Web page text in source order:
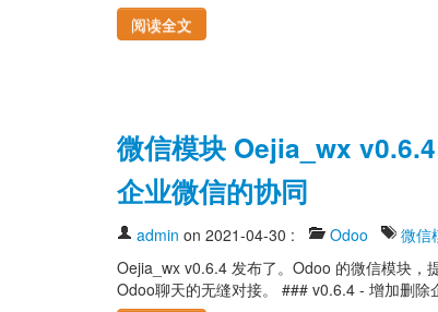
阅读全文
微信模块 Oejia_wx
企业微信的协同
admin on 2021-04-30 : Odoo
微信
Oejia_wx v0.6.4 发布了。Odoo 的微信模块，
Odoo聊天的无缝对接。 ### v0.6.4 - 增加删